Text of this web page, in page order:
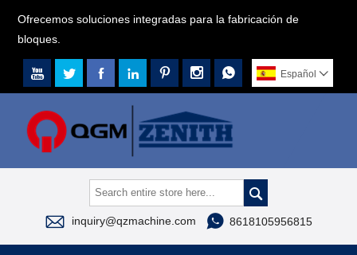
Ofrecemos soluciones integradas para la fabricación de
bloques.
       Español 

 inquiry@qzmachine.com  8618105956815